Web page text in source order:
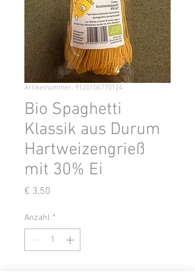
Artikelnummer: 9120106770124
Bio Spaghetti
Klassik aus Durum
Hartweizengrieß
mit 30% Ei
€ 3,50
Anzahl *